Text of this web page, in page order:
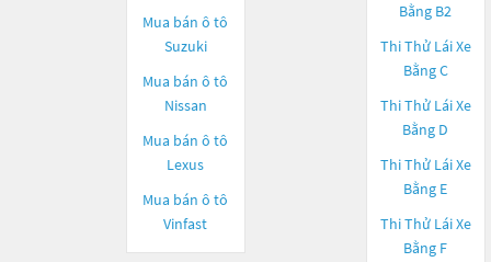
Mua bán ô tô
Suzuki
Mua bán ô tô
Nissan
Mua bán ô tô
Lexus
Mua bán ô tô
Vinfast
Bằng B2
Thi Thử Lái Xe
Bằng C
Thi Thử Lái Xe
Bằng D
Thi Thử Lái Xe
Bằng E
Thi Thử Lái Xe
Bằng F